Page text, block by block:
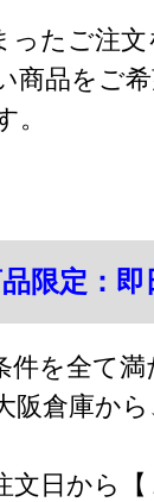
ったご注
商品をご
。
限定：即
を全て満
阪倉庫か
文日から